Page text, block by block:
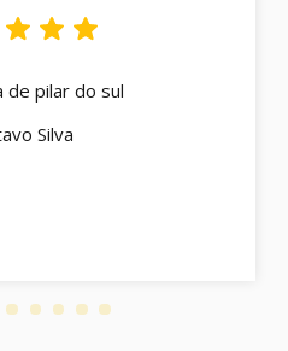
de pilar do sul
Silva